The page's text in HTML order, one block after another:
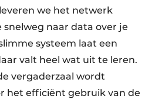
leveren we het netwerk
naar data over je
systeem laat een
valt heel wat uit te leren.
vergaderzaal wordt
het efficiënt gebruik van de